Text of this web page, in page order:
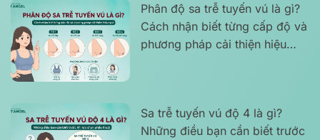
Phân độ sa trễ tuyến vú là gì?
Cách nhận biết từng cấp độ và
phương pháp cải thiện hiệu
Sa trễ tuyến vú độ 4 là gì?
Những điều bạn cần biết trước